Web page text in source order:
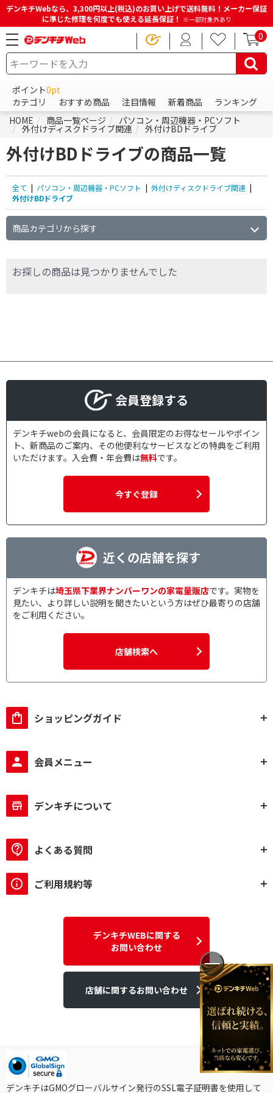
デンキチWebなら、3,300円以上(税込)のお買い上げで送料無料！メーカー保証
に準じた修理を何度でも使える延長保証！ ※一部対象外あり
0
ポイント0pt
カテゴリ
おすすめ商品 注目情報 新着商品
ランキング
HOME
商品一覧ページ パソコン・周辺機器・PCソフト
外付けディスクドライブ関連 外付けBDドライブ
外付けBDドライブの商品一覧
全て | パソコン・周辺機器・PCソフト | 外付けディスクドライブ関連 |
外付けBDドライブ
商品カテゴリから探す
お探しの商品は見つかりませんでした
フリーワードで絞り込む
円~
円
会員登録する
デンキチwebの会員になると、会員限定のお得なセールやポイン
ト、新商品のご案内、その他便利なサービスなどの特典をご利用
いただけます。入会費・年会費は無料です。
今すぐ登録
近くの店舗を探す
デンキチは埼玉県下業界ナンバーワンの家電量販店です。実物を
見たい、より詳しい説明を聞きたいという方はぜひ最寄りの店舗
をご利用ください。
店舗検索へ
ショッピングガイド
会員メニュー
デンキチについて
よくある質問
ご利用規約等
デンキチWEBに関する
お問い合わせ
店舗に関するお問い合わせ
デンキチはGMOグローバルサイン発行のSSL電子証明書を使用して